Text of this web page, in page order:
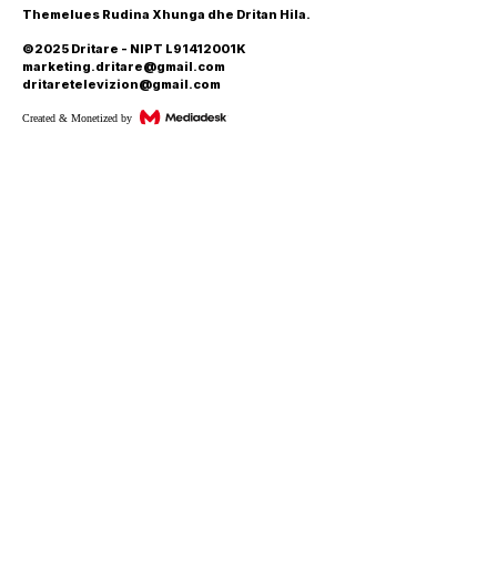
Themelues Rudina Xhunga dhe Dritan Hila.
©2025 Dritare - NIPT L91412001K
marketing.dritare@gmail.com
dritaretelevizion@gmail.com
Created & Monetized by